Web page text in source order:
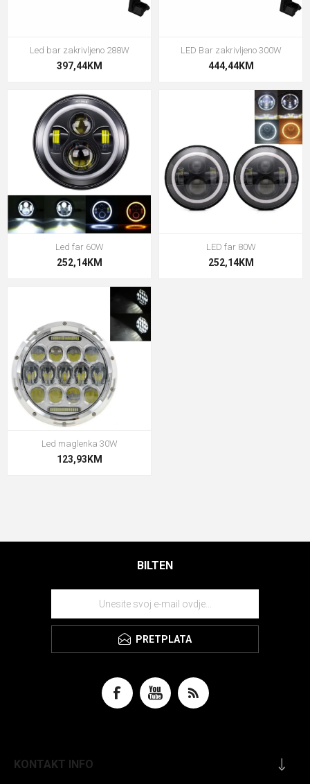
Led bar zakrivljeno 288W
397,44KM
LED Bar zakrivljeno 300W
444,44KM
Led far 60W
252,14KM
LED far 80W
252,14KM
Led maglenka 30W
123,93KM
BILTEN
PRETPLATA
KONTAKT INFO